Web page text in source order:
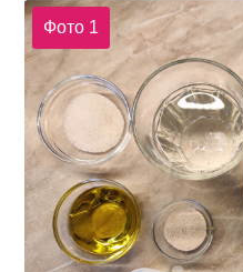
Фото 1